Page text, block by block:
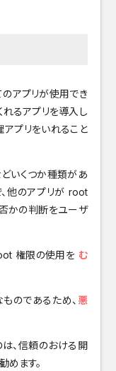
アプリが使用でき
るアプリを導入し
プリをいれること
いくつか種類があ
他のアプリが root
かの判断をユーザ
権限の使用を む
のであるため、 悪
、信頼のおける開
めます。